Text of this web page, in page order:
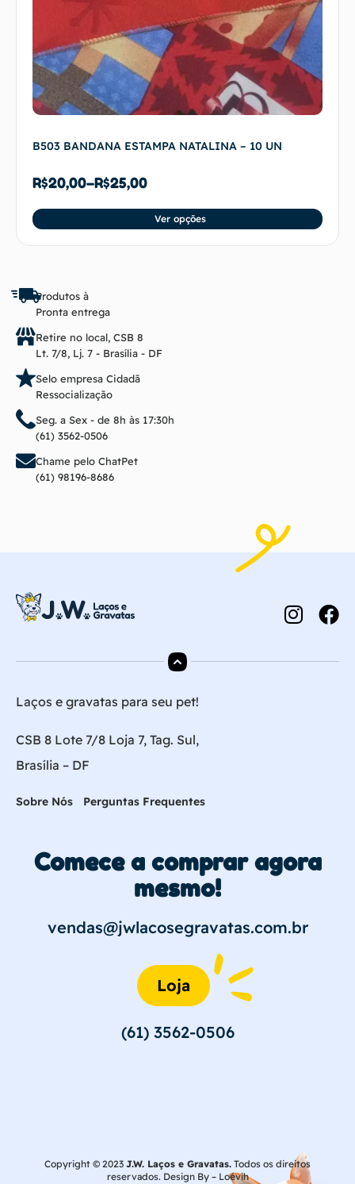
B503 BANDANA ESTAMPA NATALINA – 10 UN
R$20,00–R$25,00
Ver opções
Produtos à
Pronta entrega
Retire no local, CSB 8
Lt. 7/8, Lj. 7 - Brasília - DF
Selo empresa Cidadã
Ressocialização
Seg. a Sex - de 8h às 17:30h
(61) 3562-0506
Chame pelo ChatPet
(61) 98196-8686
Laços e gravatas para seu pet!
CSB 8 Lote 7/8 Loja 7, Tag. Sul,
Brasília – DF
Sobre Nós Perguntas Frequentes
Comece a comprar agora
mesmo!
vendas@jwlacosegravatas.com.br
Loja
(61) 3562-0506
Copyright © 2023 J.W. Laços e Gravatas. Todos os direitos
reservados. Design By – Loévih